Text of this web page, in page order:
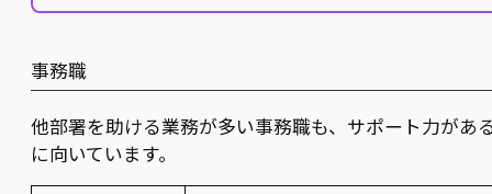
事務職
他部署を助ける業務が多い事務職も、サポート力があ
に向いています。